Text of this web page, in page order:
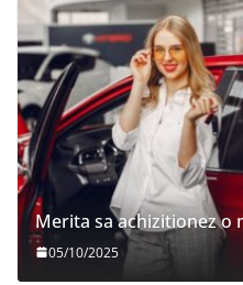
Merita sa achizitionez o
05/10/2025